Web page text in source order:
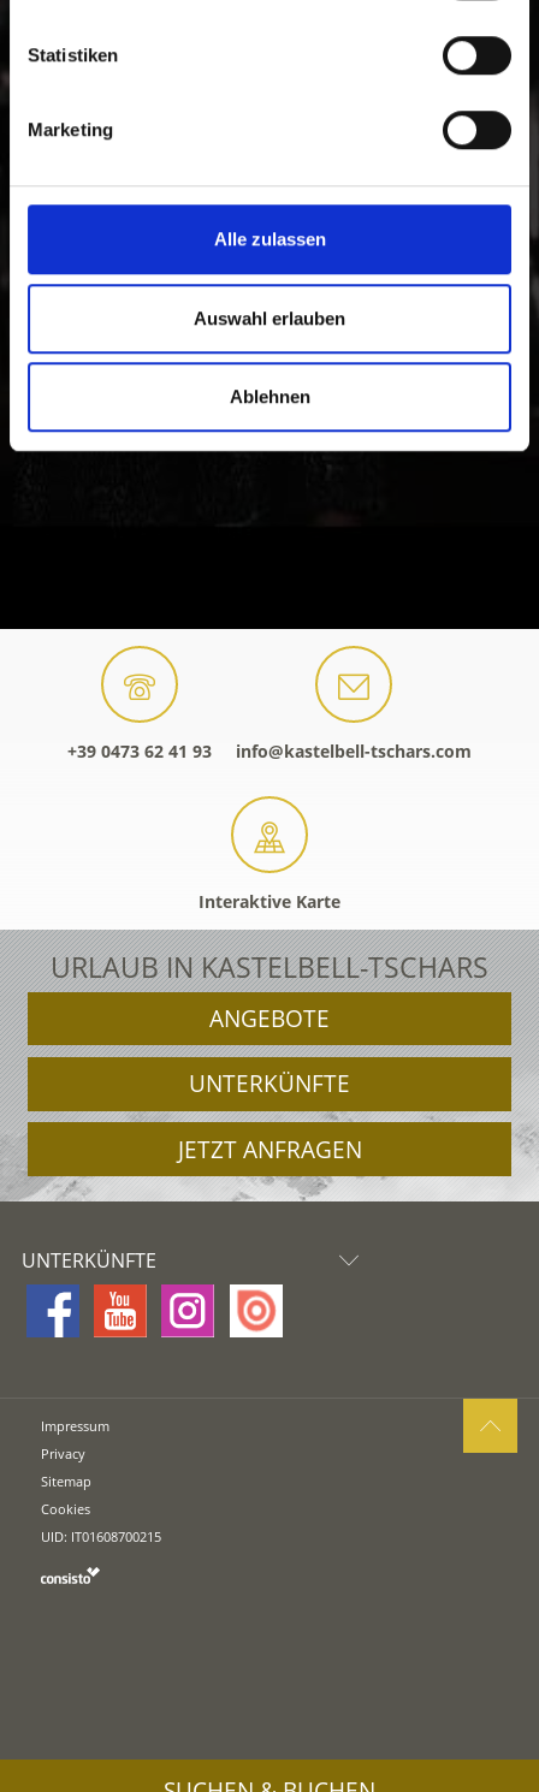
Statistiken
Marketing
Alle zulassen
Auswahl erlauben
Ablehnen
+39 0473 62 41 93 info@kastelbell-tschars.com
Interaktive Karte
URLAUB IN KASTELBELL-TSCHARS
ANGEBOTE
UNTERKÜNFTE
JETZT ANFRAGEN
UNTERKÜNFTE
Impressum
Privacy
Sitemap
Cookies
UID: IT01608700215